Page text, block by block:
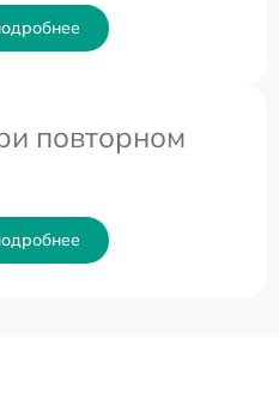
повторном